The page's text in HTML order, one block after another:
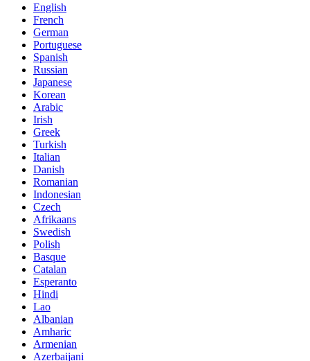
English
French
German
Portuguese
Spanish
Russian
Japanese
Korean
Arabic
Irish
Greek
Turkish
Italian
Danish
Romanian
Indonesian
Czech
Afrikaans
Swedish
Polish
Basque
Catalan
Esperanto
Hindi
Lao
Albanian
Amharic
Armenian
Azerbaijani